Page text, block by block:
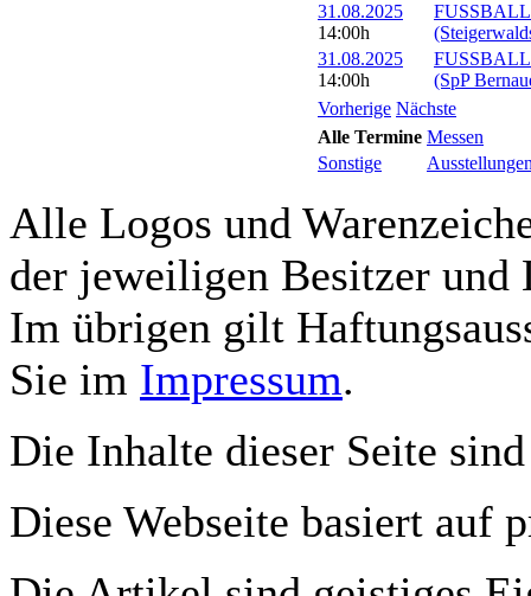
31.08.2025
14:00h
31.08.2025
14:00h
(SpP
Vorherige Nächste
Alle Termine Messen
Sonstige
Alle Logos und
der jeweiligen Besitzer und
Im übrigen gilt
Sie im Impressum.
Die Inhalte dieser Seite
Diese Webseite basiert auf